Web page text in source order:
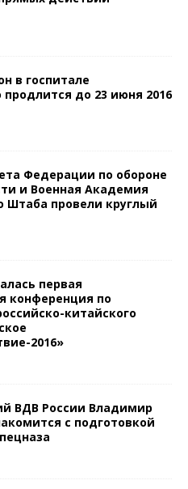
в госпитале
до 23 июня 2016
Федерации по обороне
и Военная Академия
Штаба провели круглый
первая
конференция по
китайского
2016»
ВДВ России Владимир
с подготовкой